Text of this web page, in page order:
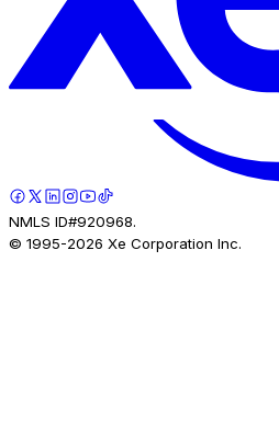
NMLS ID#920968.
© 1995-2026 Xe Corporation Inc.